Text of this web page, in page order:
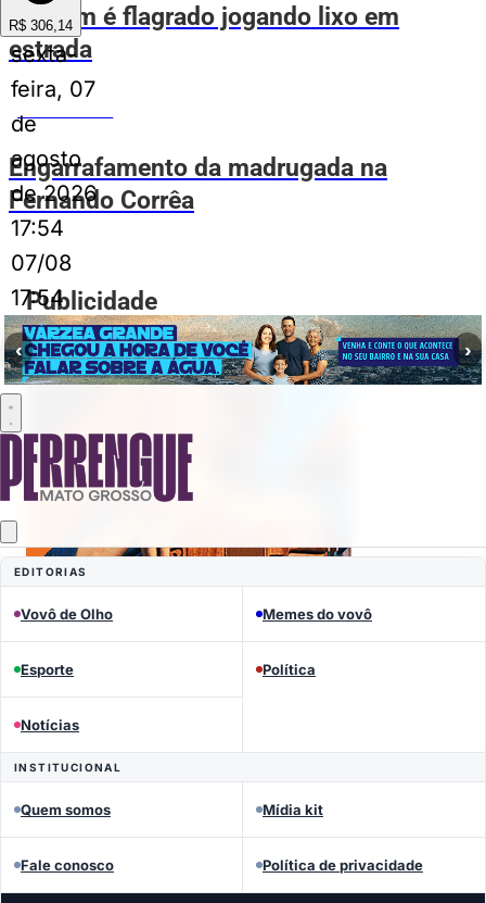
R$ 306,14
sexta-
feira, 07
de
agosto
de 2026
17:54
07/08
17:54
‹ ›
EDITORIAS
Vovô de Olho Memes do vovô
Esporte Política
Notícias
INSTITUCIONAL
Quem somos Mídia kit
Fale conosco Política de privacidade
Homem é flagrado jogando lixo em
estrada
Engarrafamento da madrugada na
Fernando Corrêa
Publicidade
Mais lidas